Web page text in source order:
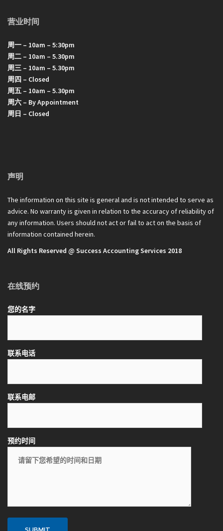
营业时间
周一 – 10am – 5:30pm
周二 – 10am – 5.30pm
周三 – 10am – 5.30pm
周四 – Closed
周五 – 10am – 5.30pm
周六 – By Appointment
周日 – Closed
声明
The information on this site is general and is not intended to serve as
advice. No warranty is given in relation to the accuracy of reliability of
any information. Users should not act or fail to act on the basis of
information contained herein.
All Rights Reserved @ Success Accounting Services 2018
在线预约
您的名字
联系电话
联系电邮
预约时间